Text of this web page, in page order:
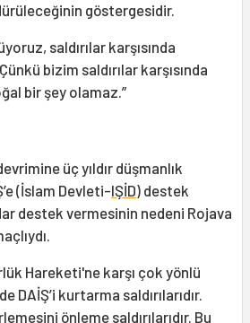
göstergesidir.
saldırılar karşısında
bizim saldırılar karşısında
bir şey olamaz.”
üç yıldır düşmanlık
(İslam Devleti-IŞİD) destek
destek vermesinin nedeni Rojava
Hareketi'ne karşı çok yönlü
DAİŞ’i kurtarma saldırılarıdır.
önleme saldırılarıdır. Bu